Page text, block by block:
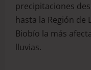
precipitaciones
hasta la Región de
Biobío la más
lluvias.